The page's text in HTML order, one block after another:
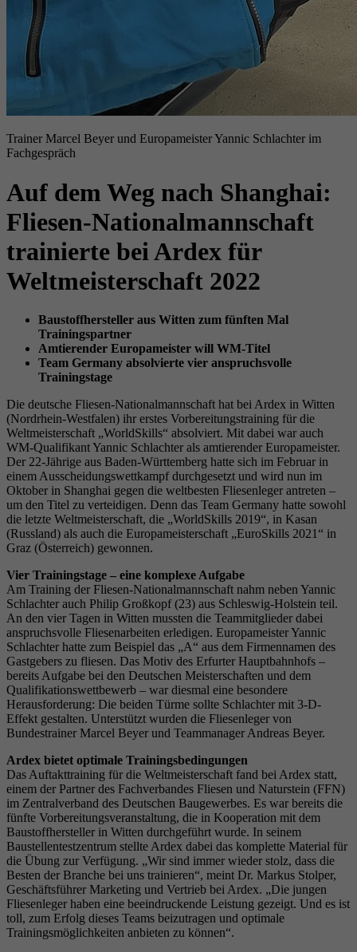
Trainer Marcel Beyer und Europameister Yannic Schlachter im
Fachgespräch
Auf dem Weg nach Shanghai:
Fliesen-Nationalmannschaft
trainierte bei Ardex für
Weltmeisterschaft 2022
Baustoffhersteller aus Witten zum fünften Mal
Trainingspartner
Amtierender Europameister will WM-Titel
Team Germany absolvierte vier anspruchsvolle
Trainingstage
Die deutsche Fliesen-Nationalmannschaft hat bei Ardex in Witten
(Nordrhein-Westfalen) ihr erstes Vorbereitungstraining für die
Weltmeisterschaft „WorldSkills“ absolviert. Mit dabei war auch
WM-Qualifikant Yannic Schlachter als amtierender Europameister.
Der 22-Jährige aus Baden-Württemberg hatte sich im Februar in
einem Ausscheidungswettkampf durchgesetzt und wird nun im
Oktober in Shanghai gegen die weltbesten Fliesenleger antreten –
um den Titel zu verteidigen. Denn das Team Germany hatte sowohl
die letzte Weltmeisterschaft, die „WorldSkills 2019“, in Kasan
(Russland) als auch die Europameisterschaft „EuroSkills 2021“ in
Graz (Österreich) gewonnen.
Vier Trainingstage – eine komplexe Aufgabe
Am Training der Fliesen-Nationalmannschaft nahm neben Yannic
Schlachter auch Philip Großkopf (23) aus Schleswig-Holstein teil.
An den vier Tagen in Witten mussten die Teammitglieder dabei
anspruchsvolle Fliesenarbeiten erledigen. Europameister Yannic
Schlachter hatte zum Beispiel das „A“ aus dem Firmennamen des
Gastgebers zu fliesen. Das Motiv des Erfurter Hauptbahnhofs –
bereits Aufgabe bei den Deutschen Meisterschaften und dem
Qualifikationswettbewerb – war diesmal eine besondere
Herausforderung: Die beiden Türme sollte Schlachter mit 3-D-
Effekt gestalten. Unterstützt wurden die Fliesenleger von
Bundestrainer Marcel Beyer und Teammanager Andreas Beyer.
Ardex bietet optimale Trainingsbedingungen
Das Auftakttraining für die Weltmeisterschaft fand bei Ardex statt,
einem der Partner des Fachverbandes Fliesen und Naturstein (FFN)
im Zentralverband des Deutschen Baugewerbes. Es war bereits die
fünfte Vorbereitungsveranstaltung, die in Kooperation mit dem
Baustoffhersteller in Witten durchgeführt wurde. In seinem
Baustellentestzentrum stellte Ardex dabei das komplette Material für
die Übung zur Verfügung. „Wir sind immer wieder stolz, dass die
Besten der Branche bei uns trainieren“, meint Dr. Markus Stolper,
Geschäftsführer Marketing und Vertrieb bei Ardex. „Die jungen
Fliesenleger haben eine beeindruckende Leistung gezeigt. Und es ist
toll, zum Erfolg dieses Teams beizutragen und optimale
Trainingsmöglichkeiten anbieten zu können“.